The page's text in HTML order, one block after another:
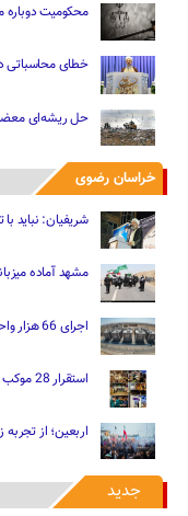
محکومیت دوباره
خطای محاسباتی
حل ریشه‌ای معضل
خراسان رضوی
شریفیان: نباید
مشهد آماده میزبانی
اجرای 66 هزار واحد نهضت ملی مسکن در خراسان رضوی
استقرار 28 موکب اسکان زائران در مشهد هم زمان با دهه پایانی صفر
اربعین؛ از
جدید